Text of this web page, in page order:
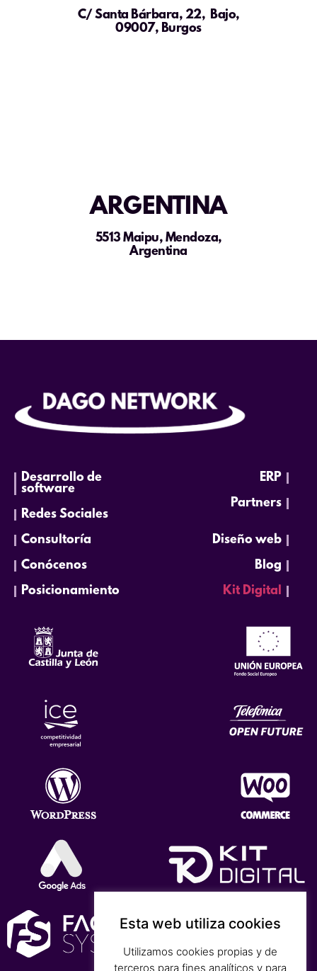
C/ Santa Bárbara, 22, Bajo,
09007, Burgos
ARGENTINA
5513 Maipu, Mendoza,
Argentina
Desarrollo de
software
Redes Sociales
ERP
Partners
Consultoría
Conócenos
Posicionamiento
Diseño web
Blog
Kit Digital
Esta web utiliza cookies
Utilizamos cookies propias y de
terceros para fines analíticos y para